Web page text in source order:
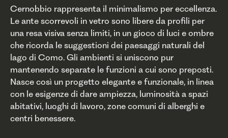
Cernobbio rappresenta il minimalismo per eccellenza.
Le ante scorrevoli in vetro sono libere da profili per
una resa visiva senza limiti, in un gioco di luci e ombre
che ricorda le suggestioni dei paesaggi naturali del
lago di Como. Gli ambienti si uniscono pur
mantenendo separate le funzioni a cui sono preposti.
Nasce così un progetto elegante e funzionale, in linea
con le esigenze di dare ampiezza, luminosità a spazi
abitativi, luoghi di lavoro, zone comuni di alberghi e
centri benessere.